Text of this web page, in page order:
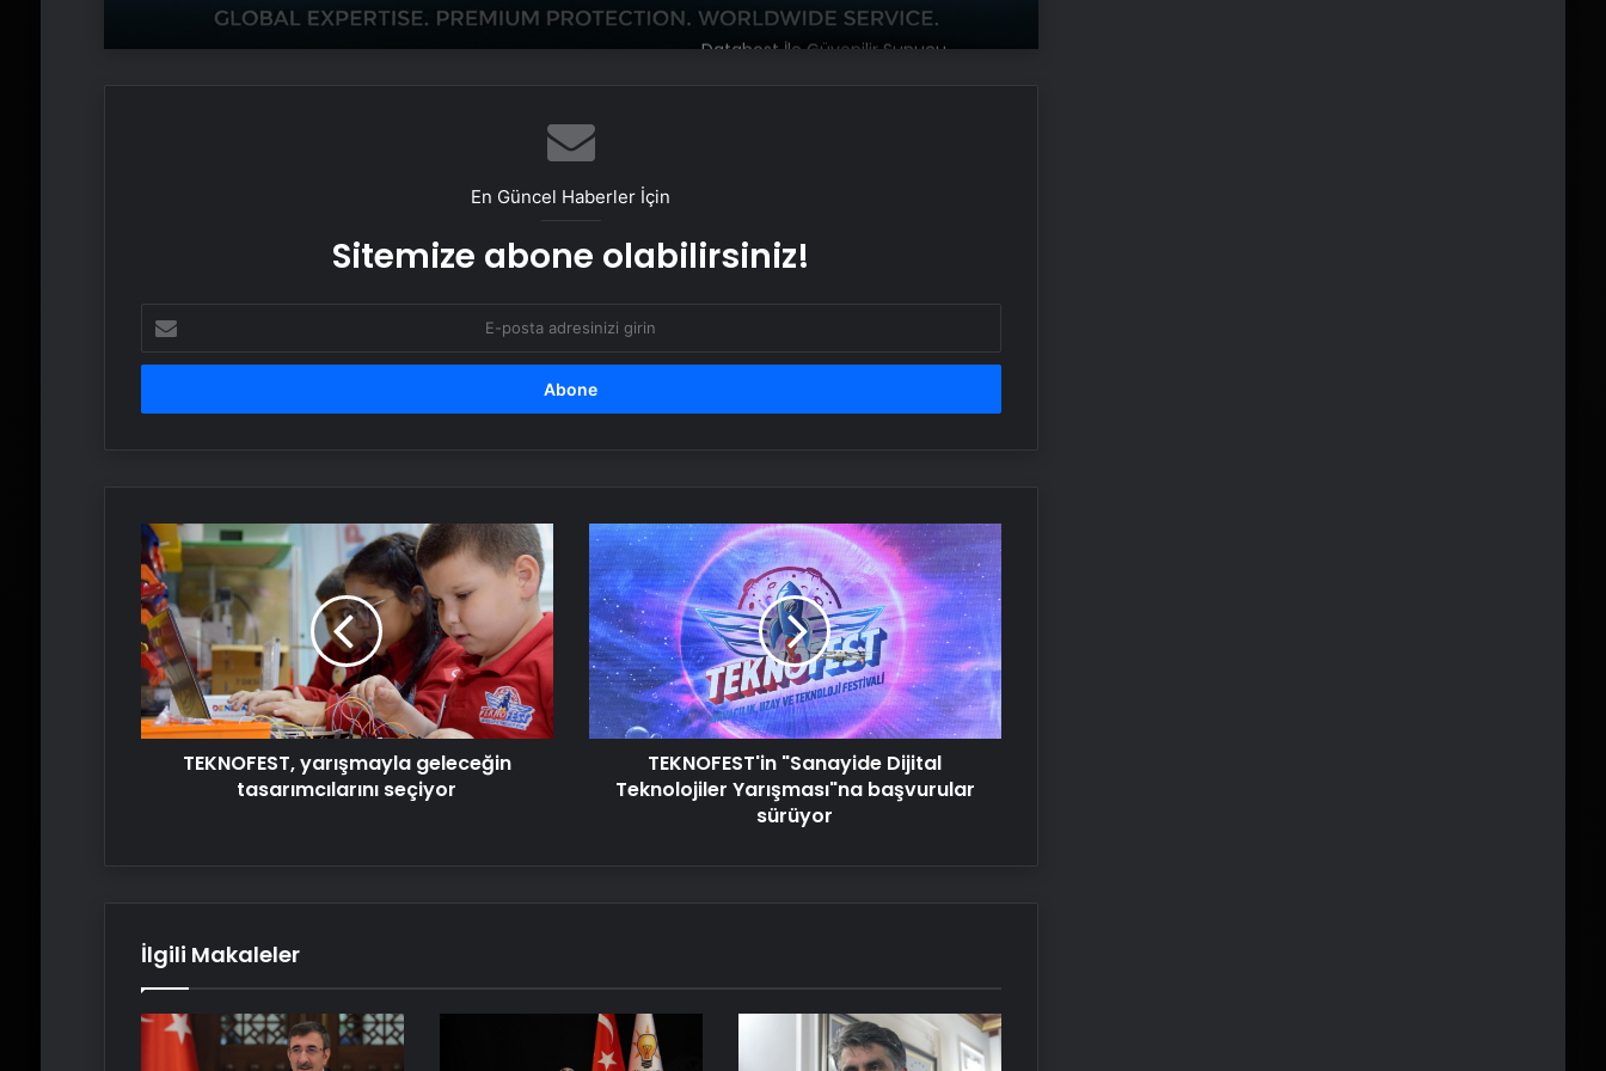
Baba ve 3 oğlu aynı suçtan
Dışişleri Sözcüsü Keçeli: Kıbrıs Özel
Dumandan zehirlenen karı-koca ölü
açıldı!
Serjoy : Dijital Medya Ajansı, Google
Reklam Ajansı, SEO Ajansı ve Web
Tasarım Ajansı
UETDS Nedir ? Uetds.com İle Akıllı
Dijital Taşımacılık Yazılımı
Yeni Dünya Düzensizliği Çağında
Türk Dış Politikası ve Hakan Fidan
Datahost İle Güvenilir Sunucu
En Güncel Haberler İçin
Sitemize abone olabilirsiniz!
posta
adresinizi
TEKNOFEST,
yarışmayla
geleceğin
tasarımcılarını
seçiyor
TEKNOFEST, yarışmayla geleceğin
tasarımcılarını seçiyor
TEKNOFEST'in
"Sanayide
Dijital
Teknolojiler
Yarışması"na
başvurular
sürüyor
TEKNOFEST'in "Sanayide Dijital
Teknolojiler Yarışması"na başvurular
sürüyor
İlgili Makaleler